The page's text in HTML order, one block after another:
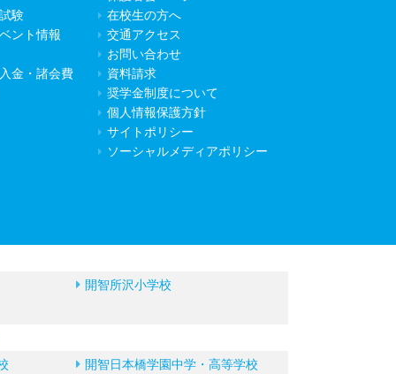
験
ント情報
金・諸会費
在校生の方へ
交通アクセス
お問い合わせ
資料請求
奨学金制度について
個人情報保護方針
サイトポリシー
ソーシャルメディアポリシー
開智所沢小学校
開智日本橋学園中学・高等学校